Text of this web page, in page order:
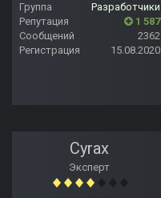
Группа
Разработчики
Репутация
1 587
Сообщений
2362
Регистрация
15.08.2020
Cyrax
Эксперт